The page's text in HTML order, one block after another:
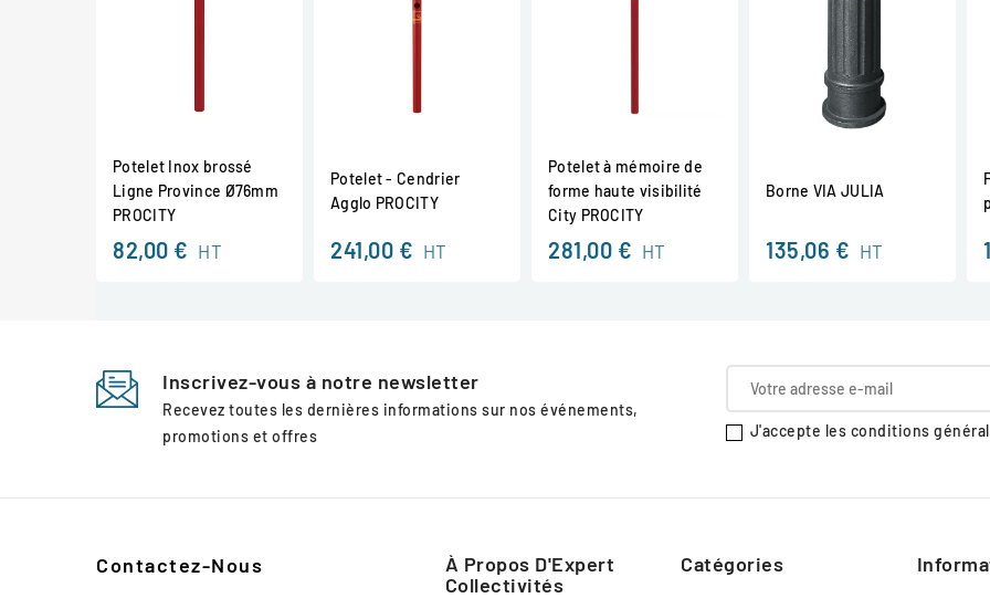
Potelet Inox brossé
Ligne Province Ø76mm
PROCITY
82,00 € HT
Potelet - Cendrier
Agglo PROCITY
241,00 € HT
Potelet à mémoire de
forme haute visibilité
City PROCITY
281,00 € HT
Borne VIA JULIA
135,06 € HT
Inscrivez-vous à notre newsletter
Recevez toutes les dernières informations sur nos événements,
promotions et offres
J'accepte les conditions
Contactez-Nous
À Propos D'Expert
Collectivités
Catégories